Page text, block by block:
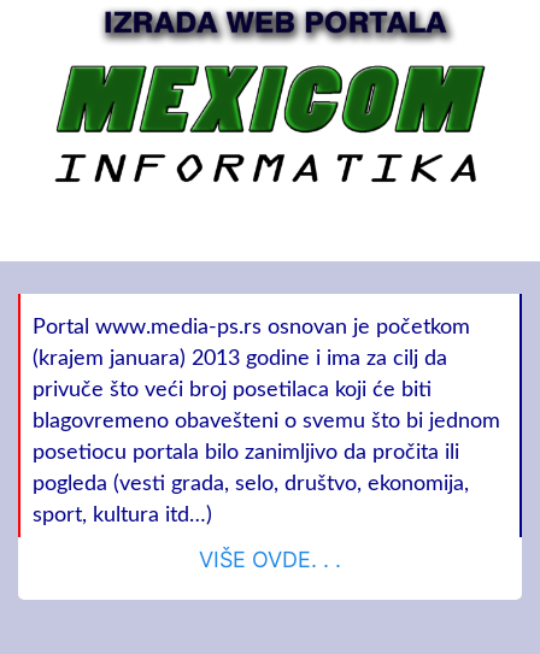
Portal www.media-ps.rs osnovan je početkom
(krajem januara) 2013 godine i ima za cilj da
privuče što veći broj posetilaca koji će biti
blagovremeno obavešteni o svemu što bi jednom
posetiocu portala bilo zanimljivo da pročita ili
pogleda (vesti grada, selo, društvo, ekonomija,
sport, kultura itd…)
VIŠE OVDE. . .